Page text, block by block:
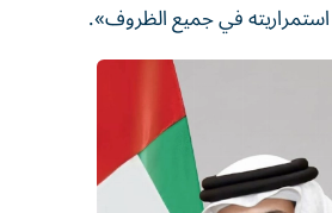
في جميع الظروف».